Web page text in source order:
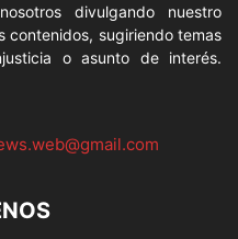
divulgando nuestro
contenidos, sugiriendo temas
o asunto de interés.